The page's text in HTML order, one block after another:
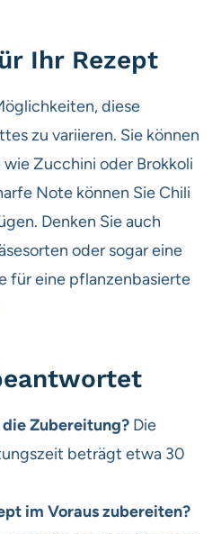
Ihr Rezept
diese
zu variieren. Sie können
Zucchini oder Brokkoli
Note können Sie Chili
Denken Sie auch
oder sogar eine
für eine pflanzenbasierte
Zubereitung? Die
beträgt etwa 30
im Voraus zubereiten?